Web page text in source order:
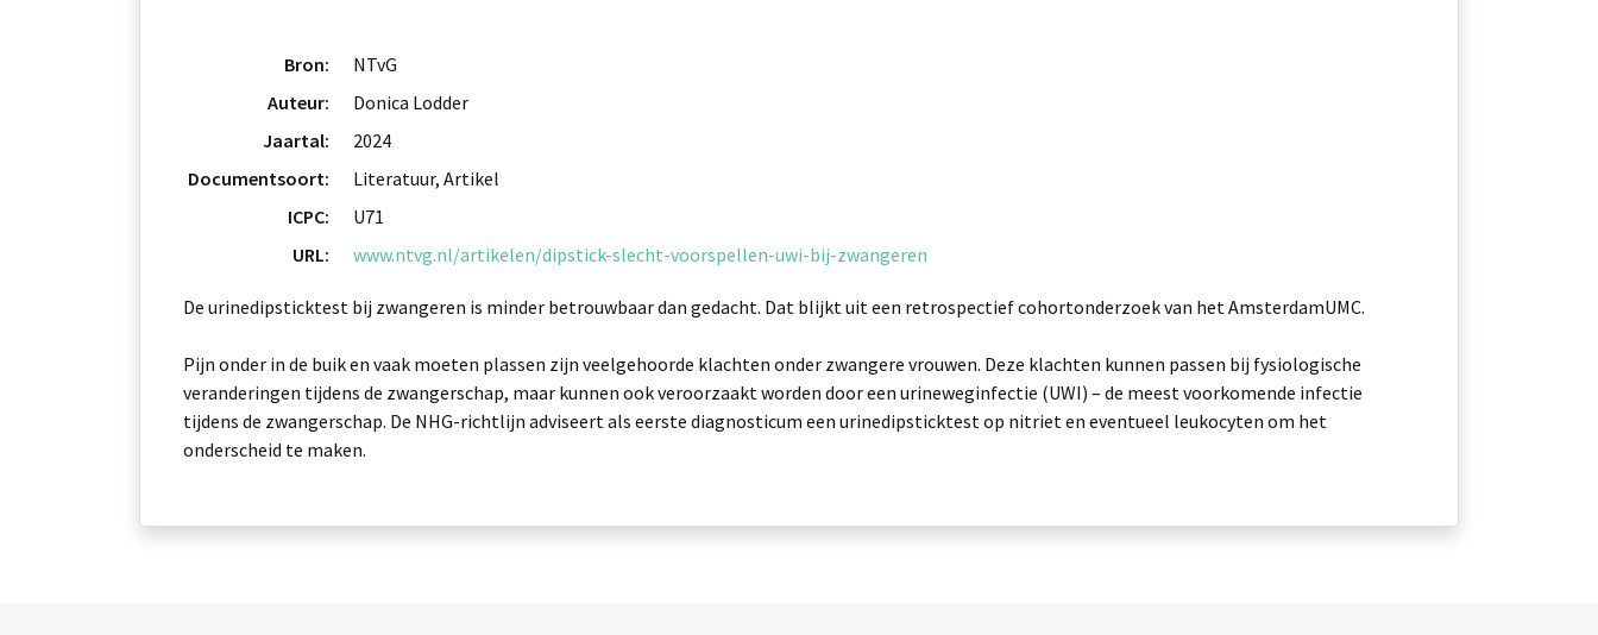
Bron:
NTvG
Auteur:
Donica Lodder
Jaartal:
2024
Documentsoort:
Literatuur, Artikel
ICPC:
U71
URL:
www.ntvg.nl/artikelen/dipstick-slecht-voorspellen-uwi-bij-zwangeren
De urinedipsticktest bij zwangeren is minder betrouwbaar dan gedacht. Dat blijkt uit een retrospectief cohortonderzoek van het AmsterdamUMC.
Pijn onder in de buik en vaak moeten plassen zijn veelgehoorde klachten onder zwangere vrouwen. Deze klachten kunnen passen bij fysiologische
veranderingen tijdens de zwangerschap, maar kunnen ook veroorzaakt worden door een urineweginfectie (UWI) – de meest voorkomende infectie
tijdens de zwangerschap. De NHG-richtlijn adviseert als eerste diagnosticum een urinedipsticktest op nitriet en eventueel leukocyten om het
onderscheid te maken.